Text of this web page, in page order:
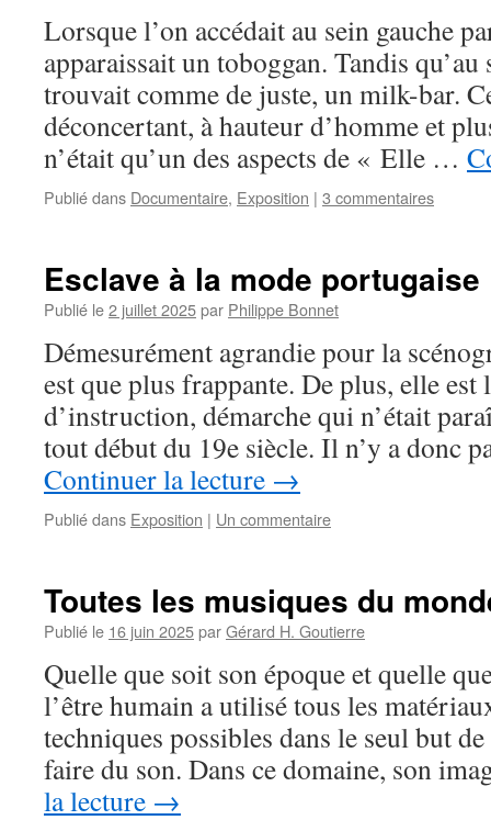
Lorsque l’on accédait au sein gauche
apparaissait un toboggan. Tandis
trouvait comme de juste, un milk-bar.
déconcertant, à hauteur d’homme et
n’était qu’un des aspects de « Elle …
Publié dans Documentaire, Exposition | 3 commentaires
Esclave à la mode portugaise
Publié le2 juillet 2025par Philippe Bonnet
Démesurément agrandie pour la
est que plus frappante. De plus, elle est
d’instruction, démarche qui n’était
tout début du 19e siècle. Il n’y a donc
Continuer la lecture →
Publié dans Exposition | Un commentaire
Toutes les musiques du
Publié le 16 juin 2025parGérard H. Goutierre
Quelle que soit son époque et quelle
l’être humain a utilisé tous les
techniques possibles dans le seul but
faire du son. Dans ce domaine, son
la lecture →